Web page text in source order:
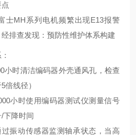
士MH系列电机频繁出现E13报警
排查发现： 预防性维护体系构建
小时清洁编码器外壳通风孔，检查
倍线径）
小时使用编码器测试仪测量信号
下降时间
振动传感器监测轴承状态，当高